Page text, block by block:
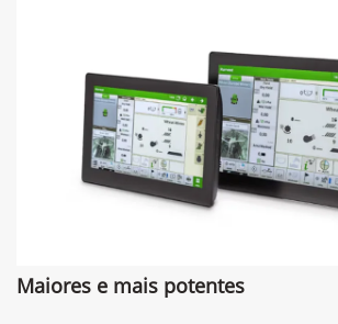
Maiores e mais potentes